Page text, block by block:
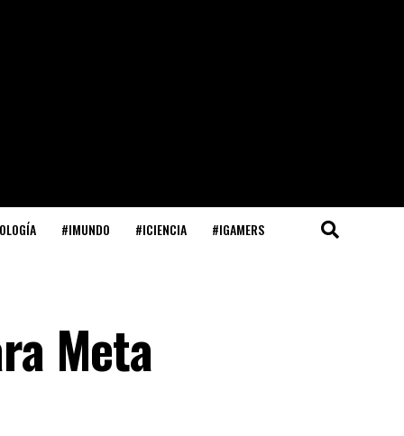
#IMUNDO #ICIENCIA #IGAMERS
Meta